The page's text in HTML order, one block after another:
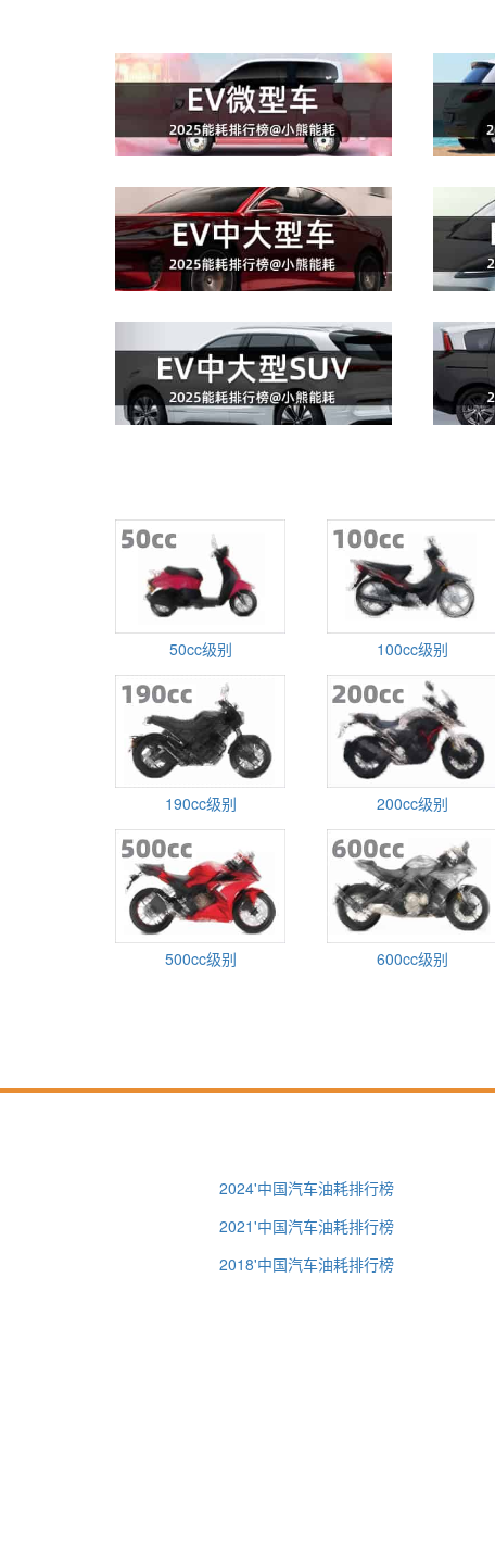
50cc级别 100cc级别
190cc级别 200cc级别
500cc级别 600cc级别
2024'中国汽车油耗排行榜
2021'中国汽车油耗排行榜
2018'中国汽车油耗排行榜